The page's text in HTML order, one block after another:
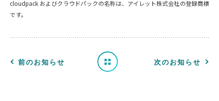
cloudpack およびクラウドパックの名称は、アイレット株式会社の登録商標
です。
前のお知らせ
せ
一 次のお知らせ